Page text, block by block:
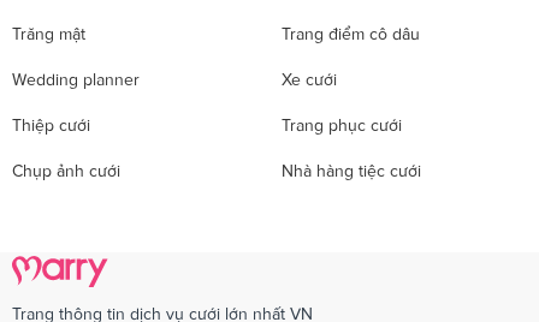
Trăng mật Trang điểm cô dâu
Wedding planner Xe cưới
Thiệp cưới Trang phục cưới
Chụp ảnh cưới Nhà hàng tiệc cưới
Trang thông tin dịch vụ cưới lớn nhất VN